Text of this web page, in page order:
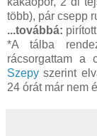
több), pár csepp
...továbbá:
*A tálba
rácsorgattam a
Szepy szerint
24 órát már nem